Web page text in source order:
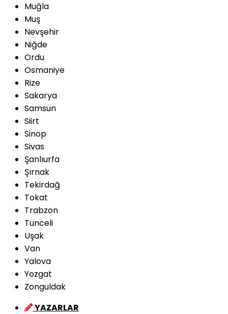
Muğla
Muş
Nevşehir
Niğde
Ordu
Osmaniye
Rize
Sakarya
Samsun
Siirt
Sinop
Sivas
Şanlıurfa
Şırnak
Tekirdağ
Tokat
Trabzon
Tunceli
Uşak
Van
Yalova
Yozgat
Zonguldak
YAZARLAR